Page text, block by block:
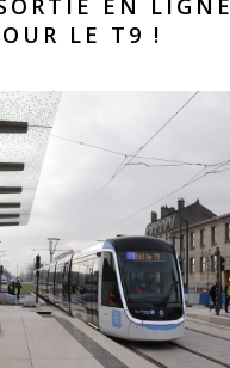
EN LIGNE
LE T9 !